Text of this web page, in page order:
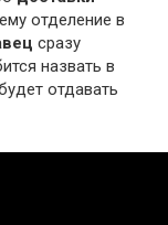
отделение в
сразу
назвать в
отдавать